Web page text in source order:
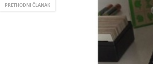
PRETHODNI ČLANAK